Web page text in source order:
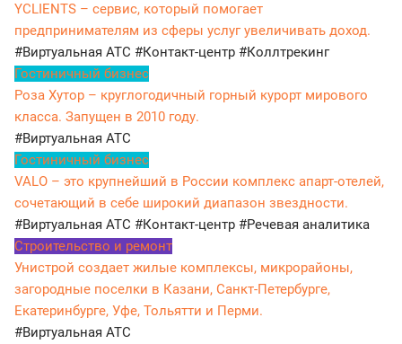
YCLIENTS – сервис, который помогает
предпринимателям из сферы услуг увеличивать доход.
#Виртуальная АТС #Контакт-центр #Коллтрекинг
Гостиничный бизнес
Роза Хутор – круглогодичный горный курорт мирового
класса. Запущен в 2010 году.
#Виртуальная АТС
Гостиничный бизнес
VALO – это крупнейший в России комплекс апарт-отелей,
сочетающий в себе широкий диапазон звездности.
#Виртуальная АТС #Контакт-центр #Речевая аналитика
Строительство и ремонт
Унистрой создает жилые комплексы, микрорайоны,
загородные поселки в Казани, Санкт-Петербурге,
Екатеринбурге, Уфе, Тольятти и Перми.
#Виртуальная АТС